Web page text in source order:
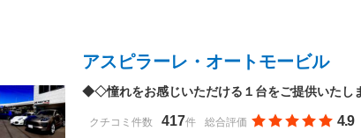
アスピラーレ・オートモービル
◆◇憧れをお感じいただける１台をご提供いた
クチコミ件数 417件 総合評価 4.9